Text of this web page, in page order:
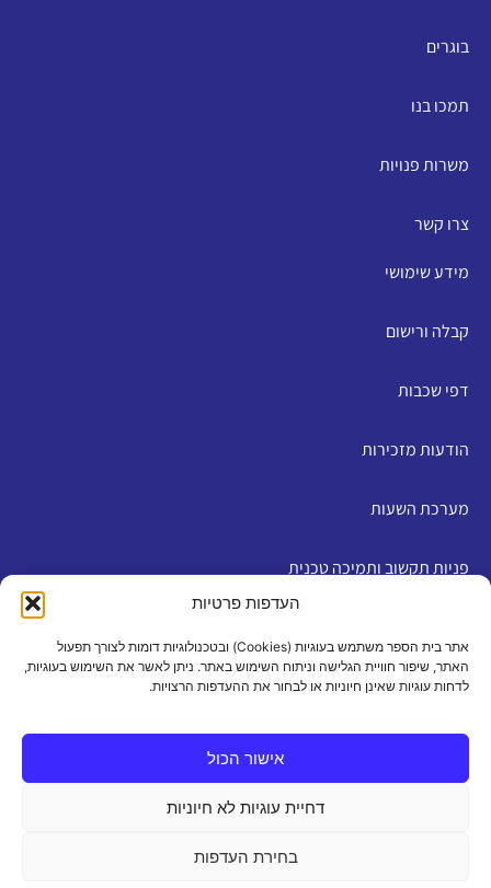
העדפות פרטיות
אתר בית הספר משתמש בעוגיות (Cookies) ובטכנולוגיות דומות לצורך תפעול
האתר, שיפור חוויית הגלישה וניתוח השימוש באתר. ניתן לאשר את השימוש בעוגיות,
לדחות עוגיות שאינן חיוניות או לבחור את ההעדפות הרצויות.
אישור הכול
דחיית עוגיות לא חיוניות
בחירת העדפות
בוגרים
תמכו בנו
משרות פנויות
צרו קשר
מידע שימושי
קבלה ורישום
דפי שכבות
הודעות מזכירות
מערכת השעות
פניות תקשוב ותמיכה טכנית
מדיניות פרטיות|תנאי שימוש|הצהרת נגישות|מדיניות
עוגיות